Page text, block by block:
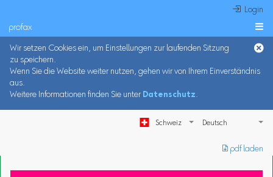
 Login
profax 
Wir setzen Cookies ein, um Einstellungen zur laufenden Sitzung
zu speichern.
Wenn Sie die Website weiter nutzen, gehen wir von Ihrem Einverständnis
aus.
Weitere Informationen finden Sie unter Datenschutz.
Schweiz
︎ pdf laden